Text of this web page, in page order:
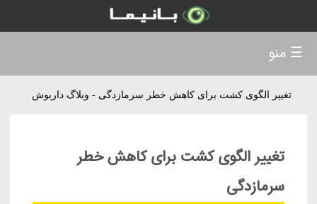
تغییر الگوی کشت برای کاهش خطر سرمازدگی - وبلاگ داریوش
تغییر الگوی کشت برای کاهش خطر
سرمازدگی
☰ منو